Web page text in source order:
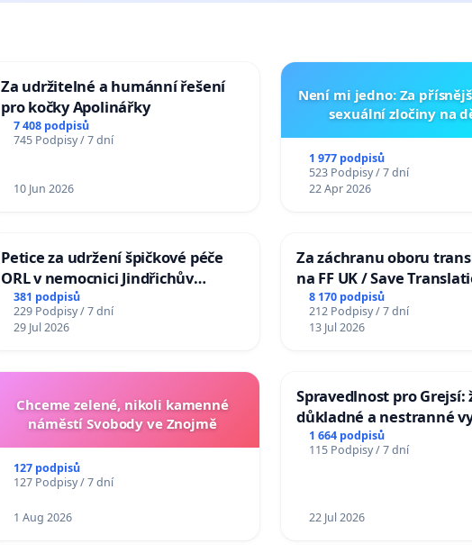
Za udržitelné a humánní řešení
pro kočky Apolinářky
7 408 podpisů
745 Podpisy / 7 dní
10 Jun 2026
Není mi jedno: Za
sexuální zločiny na
1 977 podpisů
523 Podpisy / 7 dní
22 Apr 2026
Petice za udržení špičkové péče
ORL v nemocnici Jindřichův
Hradec
381 podpisů
229 Podpisy / 7 dní
29 Jul 2026
Za záchranu oboru
na FF UK / Save
Studies at the Faculty of
Charles University
8 170 podpisů
212 Podpisy / 7 dní
13 Jul 2026
Chceme zelené, nikoli kamenné
náměstí Svobody ve Znojmě
127 podpisů
127 Podpisy / 7 dní
1 Aug 2026
Spravedlnost pro Grejsí:
důkladné a nestranné
1 664 podpisů
115 Podpisy / 7 dní
22 Jul 2026